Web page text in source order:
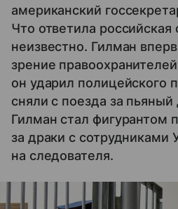
американский
Что ответила российская
неизвестно. Гилман
зрение
он ударил полицейского
сняли с поезда за
Гилман стал фигурантом
за драки с
на следователя.